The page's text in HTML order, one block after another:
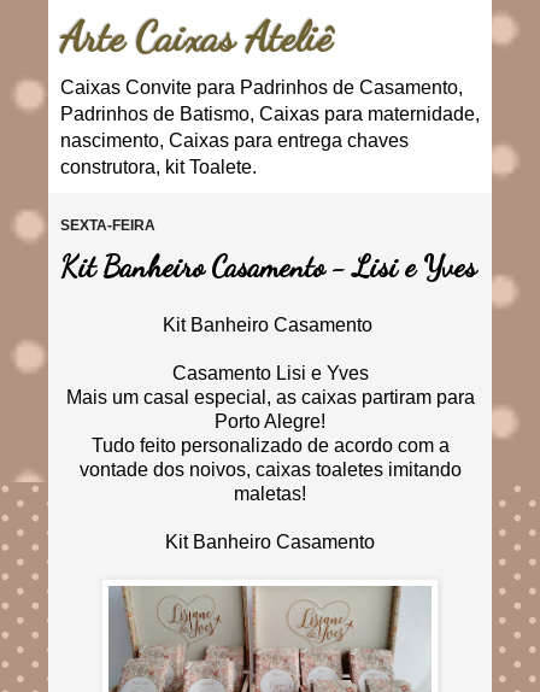
Arte Caixas Ateliê
Caixas Convite para Padrinhos de Casamento,
Padrinhos de Batismo, Caixas para maternidade,
nascimento, Caixas para entrega chaves
construtora, kit Toalete.
SEXTA-FEIRA
Kit Banheiro Casamento - Lisi e Yves
Kit Banheiro Casamento
Casamento Lisi e Yves
Mais um casal especial, as caixas partiram para
Porto Alegre!
Tudo feito personalizado de acordo com a
vontade dos noivos, caixas toaletes imitando
maletas!
Kit Banheiro Casamento